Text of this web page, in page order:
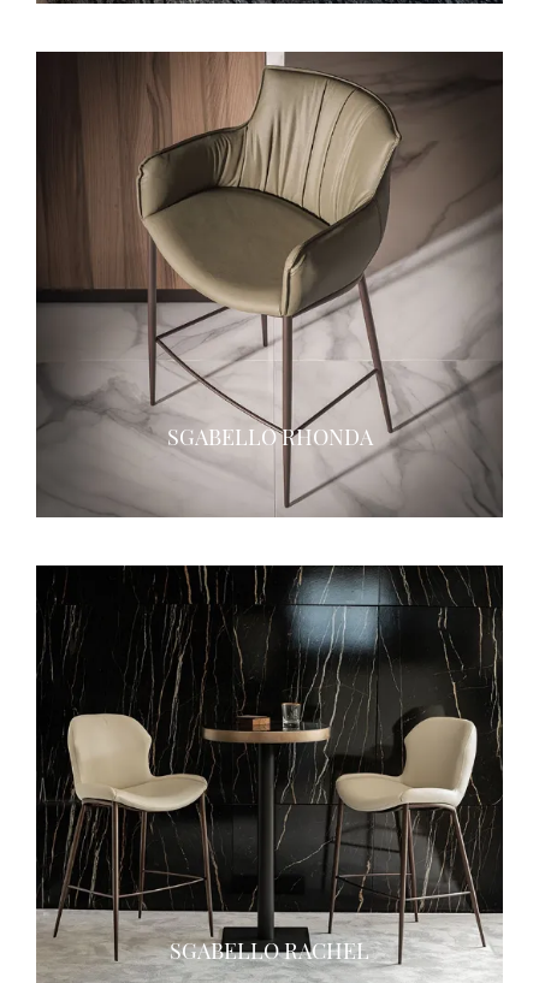
SGABELLO RHONDA
SGABELLO RACHEL